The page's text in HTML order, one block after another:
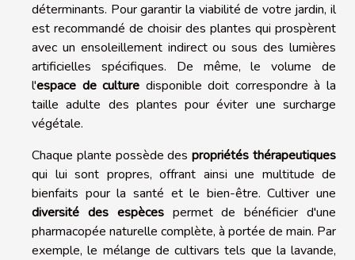
déterminants. Pour garantir la viabilité de votre jardin, il
est recommandé de choisir des plantes qui prospèrent
avec un ensoleillement indirect ou sous des lumières
artificielles spécifiques. De même, le volume de
l'espace de culture disponible doit correspondre à la
taille adulte des plantes pour éviter une surcharge
végétale.
Chaque plante possède despropriétés thérapeutiques
qui lui sont propres, offrant ainsi une multitude de
bienfaits pour la santé et le bien-être. Cultiver une
diversité des espècespermet de bénéficier d'une
pharmacopée naturelle complète, à portée de main. Par
exemple, le mélange de cultivars tels que la lavande,